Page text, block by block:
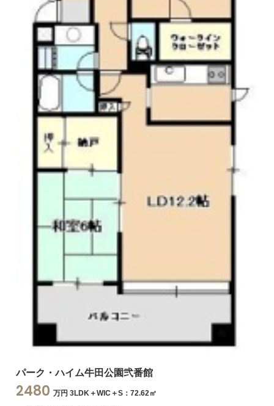
パーク・ハイム牛田公園弐番館
2480 万円 3LDK＋WIC＋S：72.62㎡